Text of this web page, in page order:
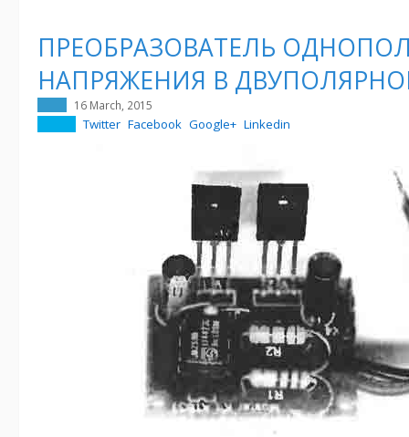
ПРЕОБРАЗОВАТЕЛЬ
НАПРЯЖЕНИЯ В
16 March, 2015
Twitter Facebook Google+ Linkedin